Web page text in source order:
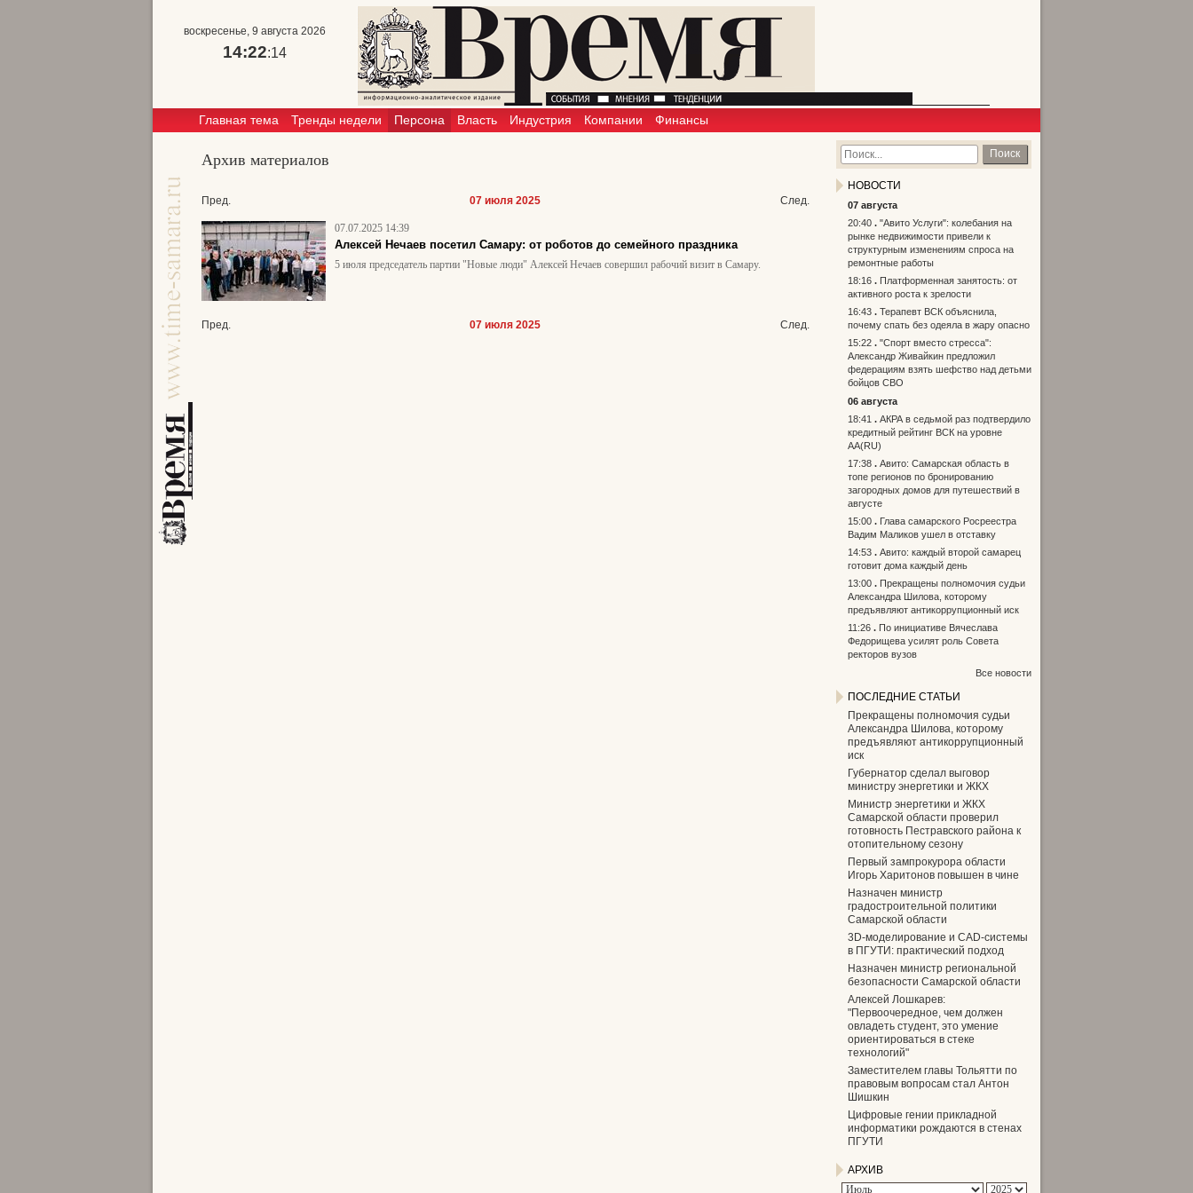
воскресенье, 9 августа 2026
14:22:15
Главная тема Тренды недели Персона Власть Индустрия Компании Финансы
Архив материалов
Пред. 07 июля 2025 След.
07.07.2025 14:39
Алексей Нечаев посетил Самару: от роботов до семейного праздника
5 июля председатель партии "Новые люди" Алексей Нечаев совершил рабочий визит в Самару.
Пред. 07 июля 2025 След.
Поиск
НОВОСТИ
07 августа
20:40
"Авито Услуги": колебания на
рынке недвижимости привели к
структурным изменениям спроса на
ремонтные работы
18:16
Платформенная занятость: от
активного роста к зрелости
16:43
Терапевт ВСК объяснила,
почему спать без одеяла в жару опасно
15:22
"Спорт вместо стресса":
Александр Живайкин предложил
федерациям взять шефство над детьми
бойцов СВО
06 августа
18:41
АКРА в седьмой раз подтвердило
кредитный рейтинг ВСК на уровне
АА(RU)
17:38
Авито: Самарская область в
топе регионов по бронированию
загородных домов для путешествий в
августе
15:00
Глава самарского Росреестра
Вадим Маликов ушел в отставку
14:53
Авито: каждый второй самарец
готовит дома каждый день
13:00
Прекращены полномочия судьи
Александра Шилова, которому
предъявляют антикоррупционный иск
11:26
По инициативе Вячеслава
Федорищева усилят роль Совета
ректоров вузов
Все новости
ПОСЛЕДНИЕ СТАТЬИ
Прекращены полномочия судьи
Александра Шилова, которому
предъявляют антикоррупционный
иск
Губернатор сделал выговор
министру энергетики и ЖКХ
Министр энергетики и ЖКХ
Самарской области проверил
готовность Пестравского района к
отопительному сезону
Первый зампрокурора области
Игорь Харитонов повышен в чине
Назначен министр
градостроительной политики
Самарской области
3D-моделирование и CAD-системы
в ПГУТИ: практический подход
Назначен министр региональной
безопасности Самарской области
Алексей Лошкарев:
"Первоочередное, чем должен
овладеть студент, это умение
ориентироваться в стеке
технологий"
Заместителем главы Тольятти по
правовым вопросам стал Антон
Шишкин
Цифровые гении прикладной
информатики рождаются в стенах
ПГУТИ
АРХИВ